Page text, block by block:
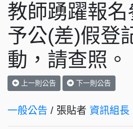
教師踴躍報名
予公(差)假登
動，請查照。
上一則公告 下一則公告
一般公告 / 張貼者 資訊組長